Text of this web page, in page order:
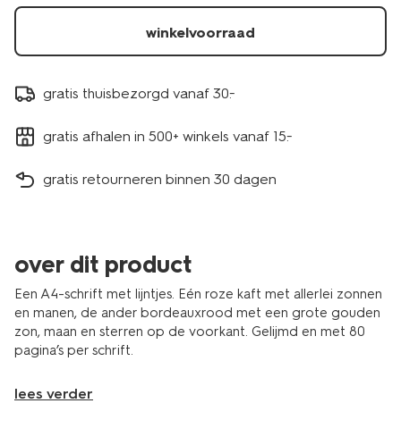
zonnetjes-
winkelvoorraad
gratis thuisbezorgd vanaf 30.-
gratis afhalen in 500+ winkels vanaf 15.-
gratis retourneren binnen 30 dagen
over dit product
Een A4-schrift met lijntjes. Eén roze kaft met allerlei zonnen
en manen, de ander bordeauxrood met een grote gouden
zon, maan en sterren op de voorkant. Gelijmd en met 80
pagina’s per schrift.
lees verder